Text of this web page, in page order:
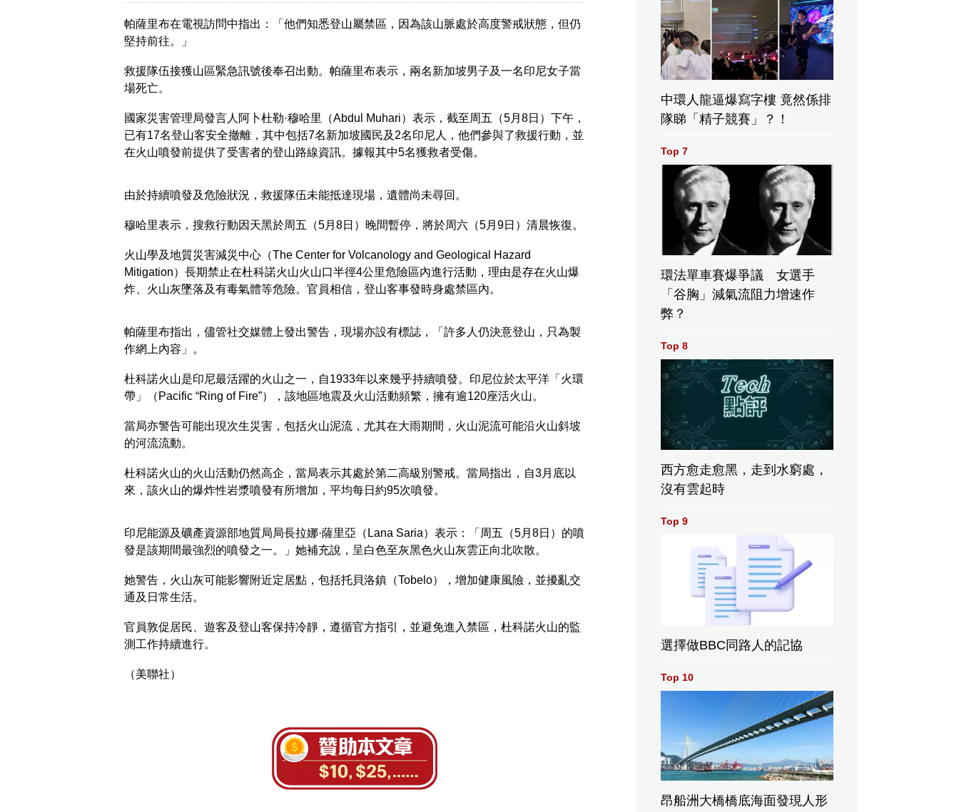
帕薩里布在電視訪問中指出：「他們知悉登山屬禁區，因為該山脈處於高度警戒狀態，但仍
堅持前往。」
救援隊伍接獲山區緊急訊號後奉召出動。帕薩里布表示，兩名新加坡男子及一名印尼女子當
場死亡。
國家災害管理局發言人阿卜杜勒·穆哈里（Abdul Muhari）表示，截至周五（5月8日）下午，
已有17名登山客安全撤離，其中包括7名新加坡國民及2名印尼人，他們參與了救援行動，並
在火山噴發前提供了受害者的登山路線資訊。據報其中5名獲救者受傷。
由於持續噴發及危險狀況，救援隊伍未能抵達現場，遺體尚未尋回。
穆哈里表示，搜救行動因天黑於周五（5月8日）晚間暫停，將於周六（5月9日）清晨恢復。
火山學及地質災害減災中心（The Center for Volcanology and Geological Hazard
Mitigation）長期禁止在杜科諾火山火山口半徑4公里危險區內進行活動，理由是存在火山爆
炸、火山灰墜落及有毒氣體等危險。官員相信，登山客事發時身處禁區內。
帕薩里布指出，儘管社交媒體上發出警告，現場亦設有標誌，「許多人仍決意登山，只為製
作網上內容」。
杜科諾火山是印尼最活躍的火山之一，自1933年以來幾乎持續噴發。印尼位於太平洋「火環
帶」（Pacific “Ring of Fire”），該地區地震及火山活動頻繁，擁有逾120座活火山。
當局亦警告可能出現次生災害，包括火山泥流，尤其在大雨期間，火山泥流可能沿火山斜坡
的河流流動。
杜科諾火山的火山活動仍然高企，當局表示其處於第二高級別警戒。當局指出，自3月底以
來，該火山的爆炸性岩漿噴發有所增加，平均每日約95次噴發。
印尼能源及礦產資源部地質局局長拉娜·薩里亞（Lana Saria）表示：「周五（5月8日）的噴
發是該期間最強烈的噴發之一。」她補充說，呈白色至灰黑色火山灰雲正向北吹散。
她警告，火山灰可能影響附近定居點，包括托貝洛鎮（Tobelo），增加健康風險，並擾亂交
通及日常生活。
官員敦促居民、遊客及登山客保持冷靜，遵循官方指引，並避免進入禁區，杜科諾火山的監
測工作持續進行。
（美聯社）
中環人龍逼爆寫字樓 竟然係排
隊睇「精子競賽」？！
Top 7
環法單車賽爆爭議 女選手
「谷胸」減氣流阻力增速作
弊？
Top 8
西方愈走愈黑，走到水窮處，
沒有雲起時
Top 9
選擇做BBC同路人的記協
Top 10
昂船洲大橋橋底海面發現人形